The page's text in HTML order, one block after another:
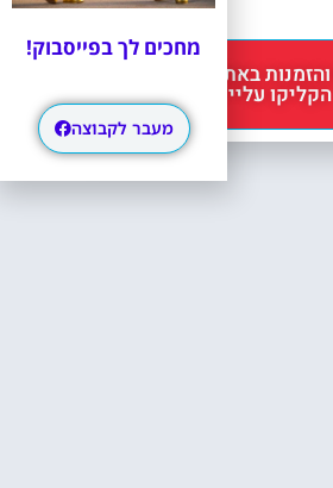
הקליקו עליי 😊
מחכים לך בפייסבוק!
מעבר לקבוצה